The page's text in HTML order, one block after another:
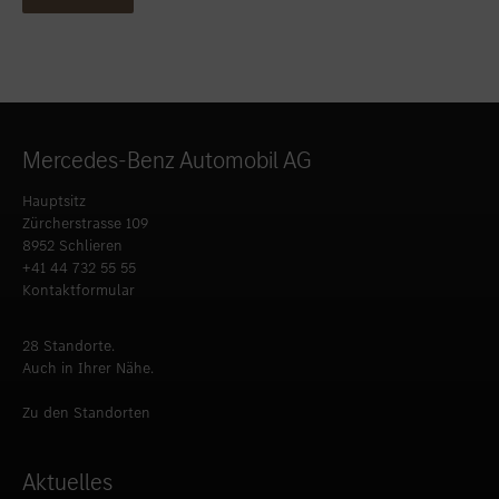
Mercedes-Benz Automobil AG
Hauptsitz
Zürcherstrasse 109
8952 Schlieren
+41 44 732 55 55
Kontaktformular
28 Standorte.
Auch in Ihrer Nähe.
Zu den Standorten
Aktuelles